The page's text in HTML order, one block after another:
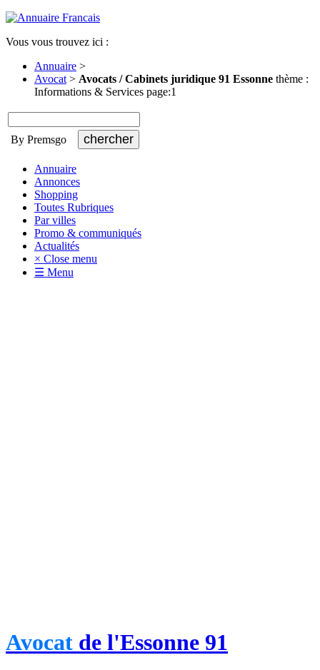
Vous vous trouvez ici :
Annuaire >
Avocat > Avocats / Cabinets juridique 91 Essonne thème :
Informations & Services page:1
By Premsgo
Annuaire
Annonces
Shopping
Toutes Rubriques
Par villes
Promo & communiqués
Actualités
× Close menu
☰ Menu
Avocat de l'Essonne 91